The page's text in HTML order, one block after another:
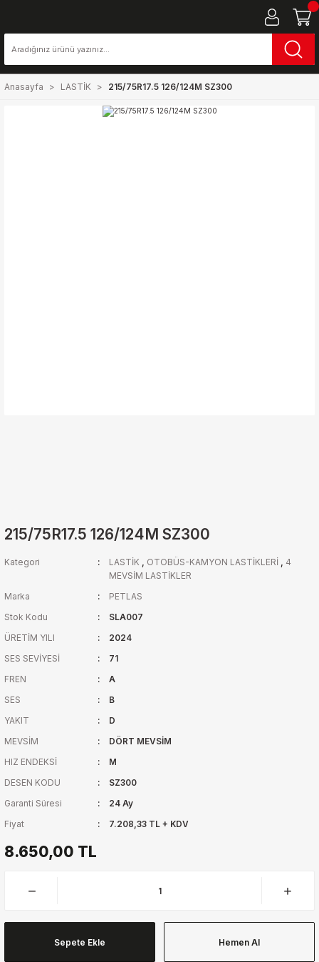
Anasayfa LASTİK 215/75R17.5 126/124M SZ300
215/75R17.5 126/124M SZ300
Kategori LASTİK , OTOBÜS-KAMYON LASTİKLERİ , 4
MEVSİM LASTİKLER
Marka
PETLAS
Stok Kodu
SLA007
ÜRETİM YILI
2024
SES SEVİYESİ
71
FREN
A
SES
B
YAKIT
D
MEVSİM
DÖRT MEVSİM
HIZ ENDEKSİ
M
DESEN KODU
SZ300
Garanti Süresi
24 Ay
Fiyat
7.208,33 TL + KDV
8.650,00 TL
Sepete Ekle Hemen Al